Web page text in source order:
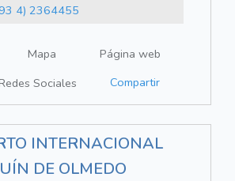
4) 2364455
Mapa
Página web
Sociales Compartir
INTERNACIONAL
DE OLMEDO